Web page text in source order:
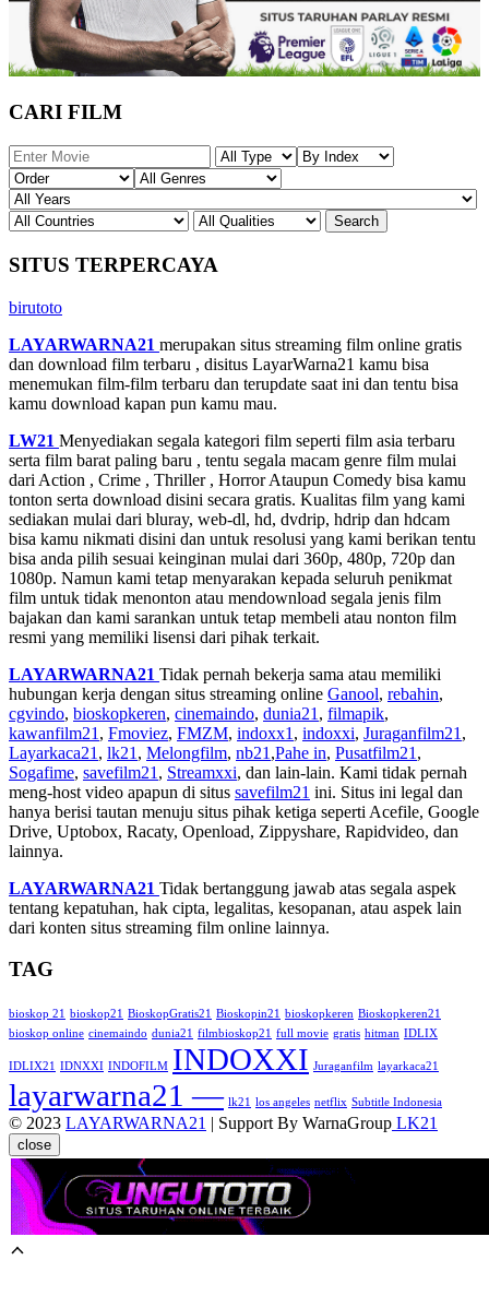
CARI FILM
SITUS TERPERCAYA
birutoto
LAYARWARNA21 merupakan situs streaming film online gratis
dan download film terbaru , disitus LayarWarna21 kamu bisa
menemukan film-film terbaru dan terupdate saat ini dan tentu bisa
kamu download kapan pun kamu mau.
LW21 Menyediakan segala kategori film seperti film asia terbaru
serta film barat paling baru , tentu segala macam genre film mulai
dari Action , Crime , Thriller , Horror Ataupun Comedy bisa kamu
tonton serta download disini secara gratis. Kualitas film yang kami
sediakan mulai dari bluray, web-dl, hd, dvdrip, hdrip dan hdcam
bisa kamu nikmati disini dan untuk resolusi yang kami berikan tentu
bisa anda pilih sesuai keinginan mulai dari 360p, 480p, 720p dan
1080p. Namun kami tetap menyarakan kepada seluruh penikmat
film untuk tidak menonton atau mendownload segala jenis film
bajakan dan kami sarankan untuk tetap membeli atau nonton film
resmi yang memiliki lisensi dari pihak terkait.
LAYARWARNA21 Tidak pernah bekerja sama atau memiliki
hubungan kerja dengan situs streaming online Ganool, rebahin,
cgvindo, bioskopkeren, cinemaindo, dunia21 , filmapik,
kawanfilm21 , Fmoviez, FMZM, indoxx1 , indoxxi, Juraganfilm21 ,
Layarkaca21 , lk21 , Melongfilm, nb21 ,Pahe in, Pusatfilm21 ,
Sogafime, savefilm21 , Streamxxi, dan lain-lain. Kami tidak pernah
meng-host video apapun di situs savefilm21 ini. Situs ini legal dan
hanya berisi tautan menuju situs pihak ketiga seperti Acefile, Google
Drive, Uptobox, Racaty, Openload, Zippyshare, Rapidvideo, dan
lainnya.
LAYARWARNA21 Tidak bertanggung jawab atas segala aspek
tentang kepatuhan, hak cipta, legalitas, kesopanan, atau aspek lain
dari konten situs streaming film online lainnya.
TAG
bioskop 21 bioskop21 BioskopGratis21 Bioskopin21 bioskopkeren Bioskopkeren21
bioskop online cinemaindo dunia21 filmbioskop21 full movie gratis hitman IDLIX
IDLIX21 IDNXXI INDOFILM INDOXXI Juraganfilm layarkaca21
layarwarna21 — lk21 los angeles netflix Subtitle Indonesia
© 2023 LAYARWARNA21 | Support By WarnaGroup LK21
close